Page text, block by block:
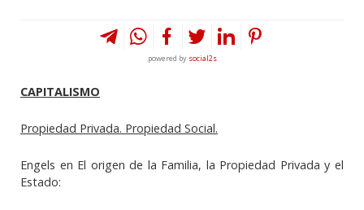
powered by social2s
CAPITALISMO
Propiedad Privada. Propiedad Social.
Engels en El origen de la Familia, la Propiedad Privada y el
Estado: